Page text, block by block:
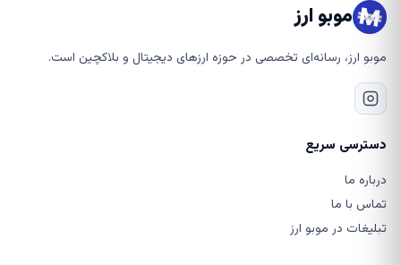
موبو ارز
موبو ارز، رسانه‌ای تخصصی در حوزه ارزهای دیجیتال و بلاکچین است.
دسترسی سریع
درباره ما
تماس با ما
تبلیغات در موبو ارز